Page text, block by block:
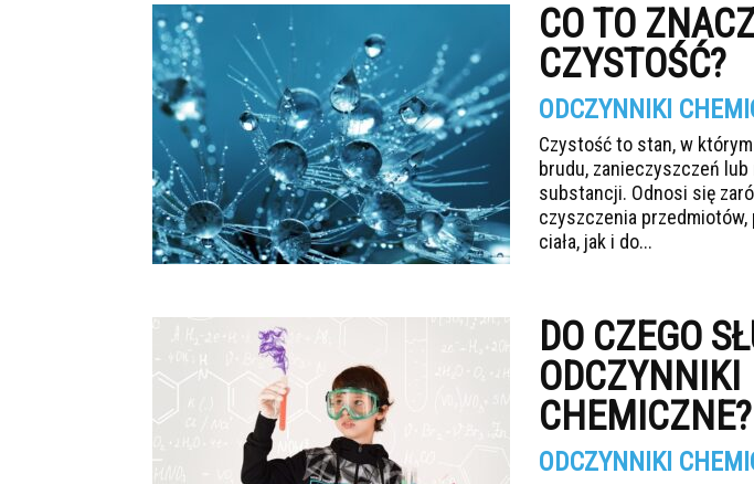
CO TO
CZYSTOŚĆ?
ODCZYNNIKI
Czystość to stan, w
brudu, zanieczyszczeń
substancji. Odnosi się
czyszczenia
ciała, jak i do...
DO CZEGO
ODCZYNNIKI
CHEMICZNE?
ODCZYNNIKI